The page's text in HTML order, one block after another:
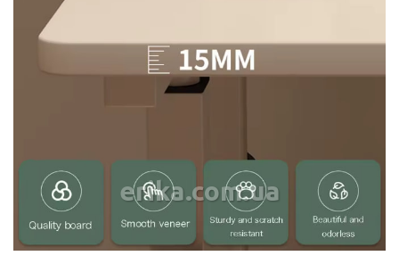
erika.com.ua